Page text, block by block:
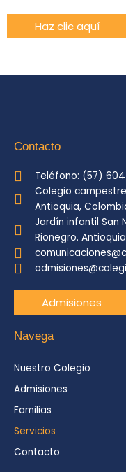
Haz clic aquí
Contacto
Teléfono: (57) 604
Colegio
Antioquia,
Jardín infantil San
Rionegro.
Admisiones
Navega
Nuestro Colegio
Admisiones
Familias
Servicios
Contacto